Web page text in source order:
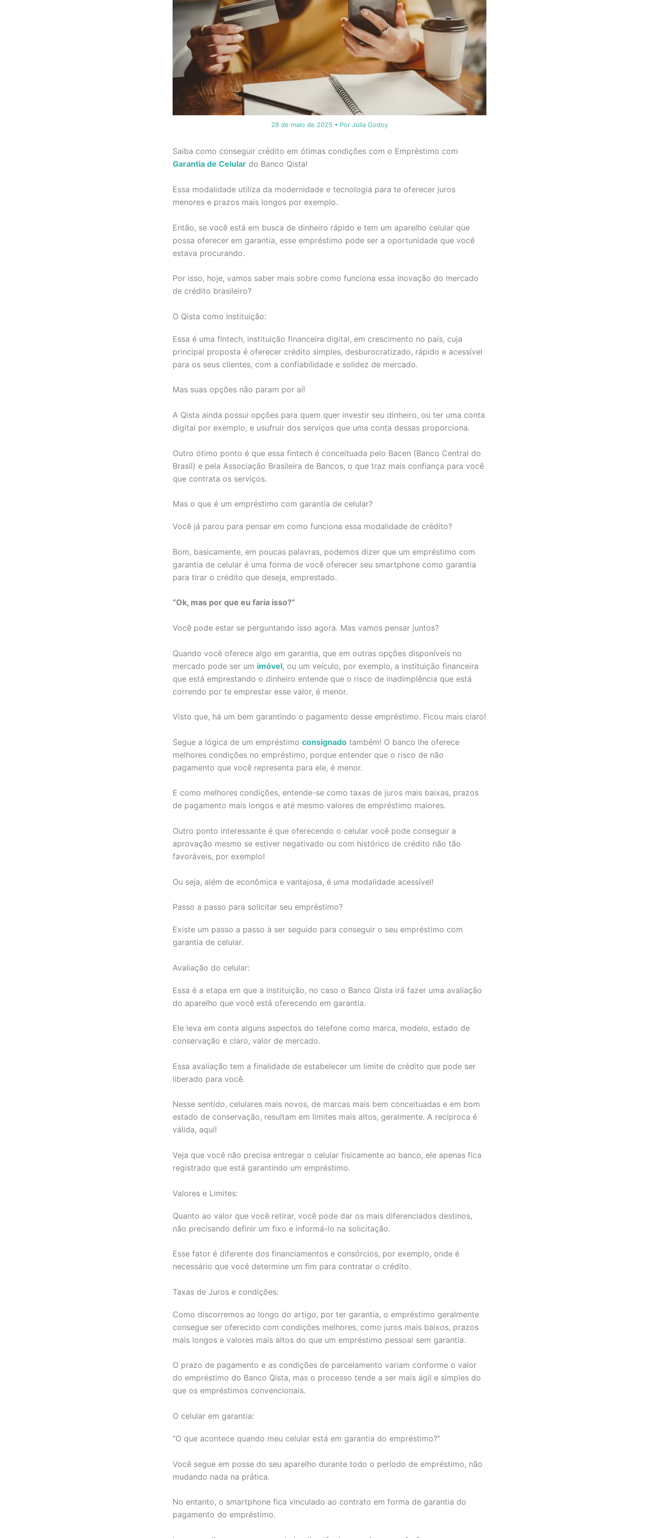
28 de maio de 2025 • Por Júlia Godoy
Saiba como conseguir crédito em ótimas condições com o Empréstimo com
Garantia de Celular do Banco Qista!
Essa modalidade utiliza da modernidade e tecnologia para te oferecer juros
menores e prazos mais longos por exemplo.
Então, se você está em busca de dinheiro rápido e tem um aparelho celular que
possa oferecer em garantia, esse empréstimo pode ser a oportunidade que você
estava procurando.
Por isso, hoje, vamos saber mais sobre como funciona essa inovação do mercado
de crédito brasileiro?
O Qista como Instituição:
Essa é uma fintech, instituição financeira digital, em crescimento no país, cuja
principal proposta é oferecer crédito simples, desburocratizado, rápido e acessível
para os seus clientes, com a confiabilidade e solidez de mercado.
Mas suas opções não param por aí!
A Qista ainda possui opções para quem quer investir seu dinheiro, ou ter uma conta
digital por exemplo, e usufruir dos serviços que uma conta dessas proporciona.
Outro ótimo ponto é que essa fintech é conceituada pelo Bacen (Banco Central do
Brasil) e pela Associação Brasileira de Bancos, o que traz mais confiança para você
que contrata os serviços.
Mas o que é um empréstimo com garantia de celular?
Você já parou para pensar em como funciona essa modalidade de crédito?
Bom, basicamente, em poucas palavras, podemos dizer que um empréstimo com
garantia de celular é uma forma de você oferecer seu smartphone como garantia
para tirar o crédito que deseja, emprestado.
“Ok, mas por que eu faria isso?”
Você pode estar se perguntando isso agora. Mas vamos pensar juntos?
Quando você oferece algo em garantia, que em outras opções disponíveis no
mercado pode ser um imóvel, ou um veículo, por exemplo, a instituição financeira
que está emprestando o dinheiro entende que o risco de inadimplência que está
correndo por te emprestar esse valor, é menor.
Visto que, há um bem garantindo o pagamento desse empréstimo. Ficou mais claro!
Segue a lógica de um empréstimo consignado também! O banco lhe oferece
melhores condições no empréstimo, porque entender que o risco de não
pagamento que você representa para ele, é menor.
E como melhores condições, entende-se como taxas de juros mais baixas, prazos
de pagamento mais longos e até mesmo valores de empréstimo maiores.
Outro ponto interessante é que oferecendo o celular você pode conseguir a
aprovação mesmo se estiver negativado ou com histórico de crédito não tão
favoráveis, por exemplo!
Ou seja, além de econômica e vantajosa, é uma modalidade acessível!
Passo a passo para solicitar seu empréstimo?
Existe um passo a passo à ser seguido para conseguir o seu empréstimo com
garantia de celular.
Avaliação do celular:
Essa é a etapa em que a instituição, no caso o Banco Qista irá fazer uma avaliação
do aparelho que você está oferecendo em garantia.
Ele leva em conta alguns aspectos do telefone como marca, modelo, estado de
conservação e claro, valor de mercado.
Essa avaliação tem a finalidade de estabelecer um limite de crédito que pode ser
liberado para você.
Nesse sentido, celulares mais novos, de marcas mais bem conceituadas e em bom
estado de conservação, resultam em limites mais altos, geralmente. A recíproca é
válida, aqui!
Veja que você não precisa entregar o celular fisicamente ao banco, ele apenas fica
registrado que está garantindo um empréstimo.
Valores e Limites:
Quanto ao valor que você retirar, você pode dar os mais diferenciados destinos,
não precisando definir um fixo e informá-lo na solicitação.
Esse fator é diferente dos financiamentos e consórcios, por exemplo, onde é
necessário que você determine um fim para contratar o crédito.
Taxas de Juros e condições:
Como discorremos ao longo do artigo, por ter garantia, o empréstimo geralmente
consegue ser oferecido com condições melhores, como juros mais baixos, prazos
mais longos e valores mais altos do que um empréstimo pessoal sem garantia.
O prazo de pagamento e as condições de parcelamento variam conforme o valor
do empréstimo do Banco Qista, mas o processo tende a ser mais ágil e simples do
que os empréstimos convencionais.
O celular em garantia:
“O que acontece quando meu celular está em garantia do empréstimo?”
Você segue em posse do seu aparelho durante todo o período de empréstimo, não
mudando nada na prática.
No entanto, o smartphone fica vinculado ao contrato em forma de garantia do
pagamento do empréstimo.